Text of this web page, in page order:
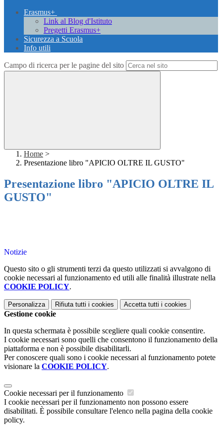
Erasmus+
Link al Blog d'Istituto
Pregetti Erasmus+
Sicurezza a Scuola
Info utili
Campo di ricerca per le pagine del sito
Home >
Presentazione libro "APICIO OLTRE IL GUSTO"
Presentazione libro "APICIO OLTRE IL
GUSTO"
Notizie
Questo sito o gli strumenti terzi da questo utilizzati si avvalgono di
cookie necessari al funzionamento ed utili alle finalità illustrate nella
COOKIE POLICY.
Personalizza Rifiuta tutti i cookies Accetta tutti i cookies
Gestione cookie
In questa schermata è possibile scegliere quali cookie consentire.
I cookie necessari sono quelli che consentono il funzionamento della
piattaforma e non è possibile disabilitarli.
Per conoscere quali sono i cookie necessari al funzionamento potete
visionare la COOKIE POLICY.
Cookie necessari per il funzionamento
I cookie necessari per il funzionamento non possono essere
disabilitati. È possibile consultare l'elenco nella pagina della cookie
policy.